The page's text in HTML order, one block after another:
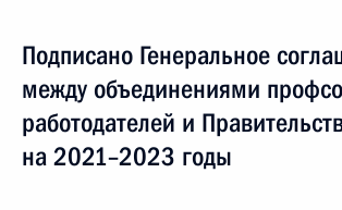
Подписано Генеральное
между объединениями
работодателей и
на 2021–2023 годы